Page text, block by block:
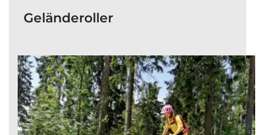
Geländeroller